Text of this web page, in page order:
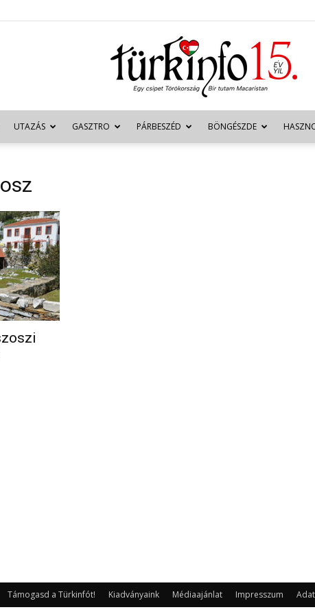
Türkinfo
UTAZÁS GASZTRO PÁRBESZÉD BÖNGÉSZDE
Támogasd a Türkinfót! Kiadványaink Médiaajánlat Impresszum